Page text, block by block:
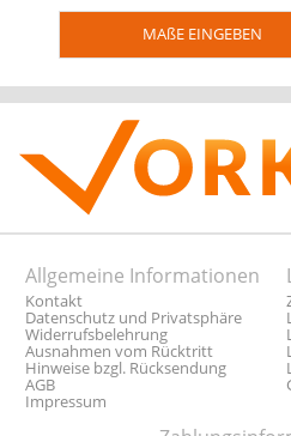
MAßE EINGEBEN
Allgemeine Informationen
Kontakt
Datenschutz und Privatsphäre
Widerrufsbelehrung
Ausnahmen vom Rücktritt
Hinweise bzgl. Rücksendung
AGB
Impressum